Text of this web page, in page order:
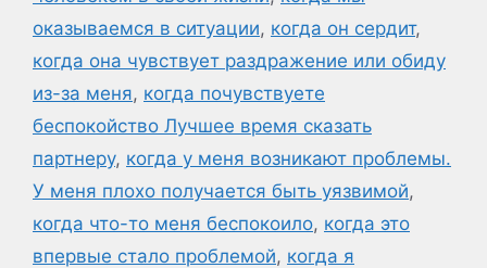
оказываемся в ситуации, когда он сердит,
когда она чувствует раздражение или обиду
из-за меня, когда почувствуете
беспокойство Лучшее время сказать
партнеру, когда у меня возникают проблемы.
У меня плохо получается быть уязвимой,
когда что-то меня беспокоило, когда это
впервые стало проблемой, когда я